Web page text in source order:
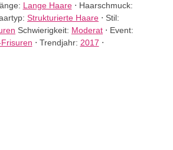
Lange Haare⋅ Haarschmuck:
Strukturierte Haare ⋅ Stil:
Schwierigkeit: Moderat ⋅ Event:
⋅ Trendjahr: 2017 ⋅